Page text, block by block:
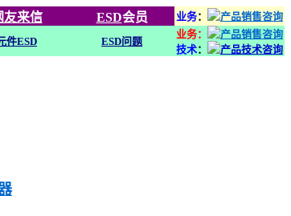
友来信 ESD会员 业务：
件ESD ESD问题
业务：
技术：